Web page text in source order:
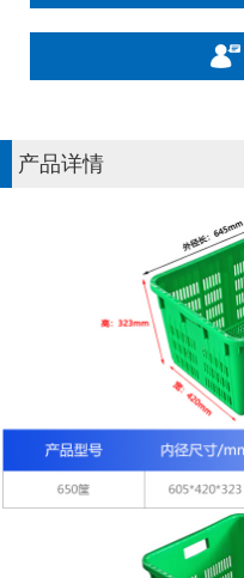
产品详情